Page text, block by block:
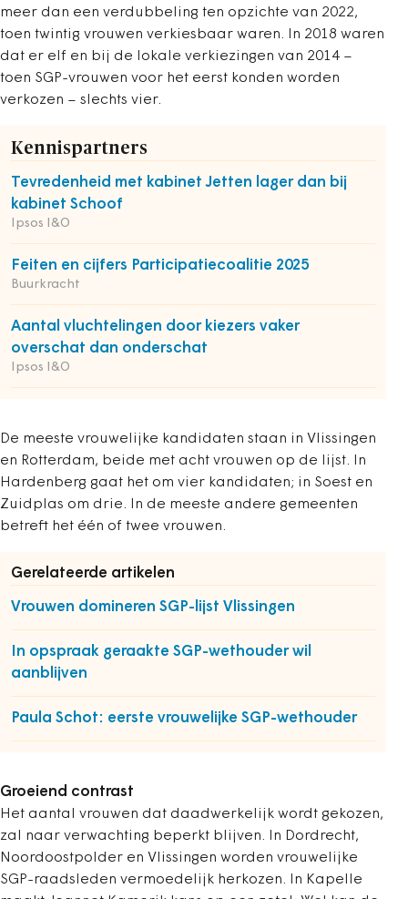
meer dan een verdubbeling ten opzichte van 2022,
toen twintig vrouwen verkiesbaar waren. In 2018 waren
dat er elf en bij de lokale verkiezingen van 2014 –
toen SGP-vrouwen voor het eerst konden worden
verkozen – slechts vier.
Kennispartners
Tevredenheid met kabinet Jetten lager dan bij
kabinet Schoof
Ipsos I&O
Feiten en cijfers Participatiecoalitie 2025
Buurkracht
Aantal vluchtelingen door kiezers vaker
overschat dan onderschat
Ipsos I&O
De meeste vrouwelijke kandidaten staan in Vlissingen
en Rotterdam, beide met acht vrouwen op de lijst. In
Hardenberg gaat het om vier kandidaten; in Soest en
Zuidplas om drie. In de meeste andere gemeenten
betreft het één of twee vrouwen.
Gerelateerde artikelen
Vrouwen domineren SGP-lijst Vlissingen
In opspraak geraakte SGP-wethouder wil
aanblijven
Paula Schot: eerste vrouwelijke SGP-wethouder
Groeiend contrast
Het aantal vrouwen dat daadwerkelijk wordt gekozen,
zal naar verwachting beperkt blijven. In Dordrecht,
Noordoostpolder en Vlissingen worden vrouwelijke
SGP-raadsleden vermoedelijk herkozen. In Kapelle